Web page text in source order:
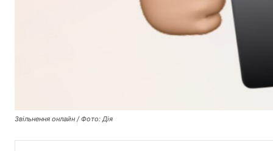
Звільнення онлайн / Фото: Дія